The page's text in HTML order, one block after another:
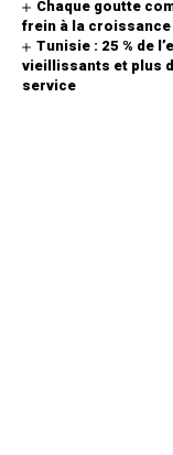
Chaque goutte
frein à la croissance
Tunisie : 25 % de
vieillissants et plus
service